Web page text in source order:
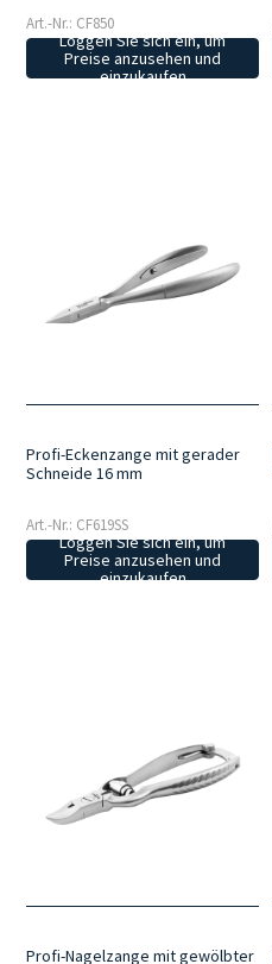
Art.-Nr.: CF850
Loggen Sie sich ein, um
Preise anzusehen und
einzukaufen
Profi-Eckenzange mit gerader
Schneide 16 mm
Art.-Nr.: CF619SS
Loggen Sie sich ein, um
Preise anzusehen und
einzukaufen
Profi-Nagelzange mit gewölbter